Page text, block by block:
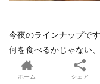
今夜のラインナップです
何を食べるかじゃない
（ソロキャンパーさん
ホーム シェア